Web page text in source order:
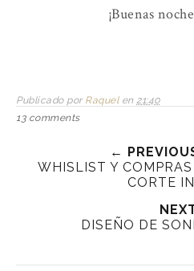
¡Buenas
Publicado por Raquel en 21:40
13 comments
←
WHISLIST Y
CORTE
DISEÑO DE